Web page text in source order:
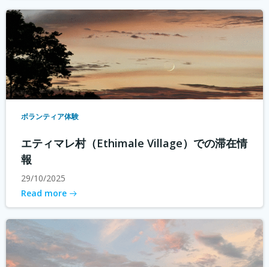
ボランティア体験
エティマレ村（Ethimale Village）での滞在情
報
29/10/2025
Read more